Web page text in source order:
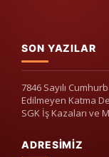
SON YAZILAR
7846 Sayılı
Edilmeyen Katma
SGK İş Kazaları ve
ADRESIMIZ